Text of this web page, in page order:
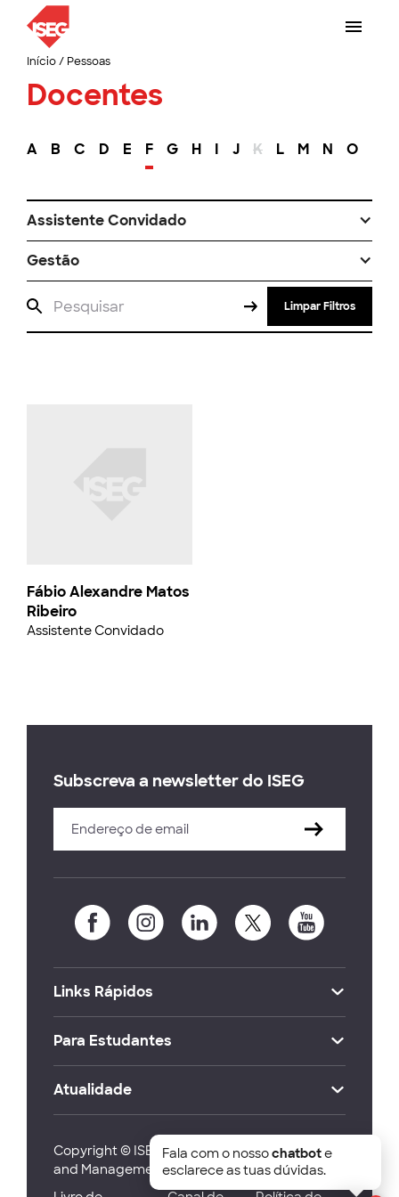
Início/ Pessoas
Docentes
A B C D E F G H I J K L M N O
Assistente Convidado
Gestão
Limpar Filtros
Fábio Alexandre Matos
Ribeiro
Assistente Convidado
Subscreva a newsletter do ISEG
Links Rápidos
Para Estudantes
Atualidade
Copyright © ISEG Lisbon School of Economics
and Management 2026
Fala com o nossochatbote
esclarece as tuas dúvidas.